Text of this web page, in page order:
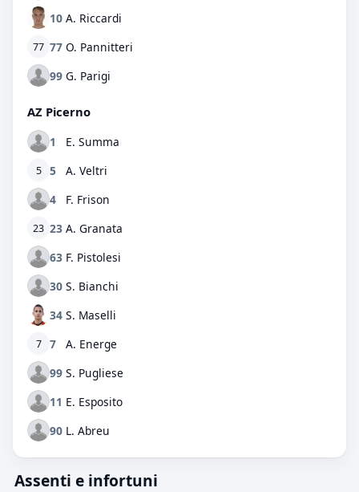
10 A. Riccardi
77 77 O. Pannitteri
99 G. Parigi
AZ Picerno
1 E. Summa
5 5
A. Veltri
4
F. Frison
23 23 A. Granata
63 F. Pistolesi
30 S. Bianchi
34 S. Maselli
7 7
A. Energe
99 S. Pugliese
11 E. Esposito
90 L. Abreu
Assenti e infortuni